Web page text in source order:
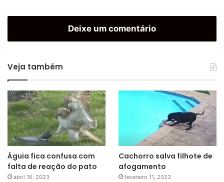
Deixe um comentário
Veja também
Águia fica confusa com
falta de reação do pato
abril 16, 2023
Cachorro salva filhote de
afogamento
fevereiro 11, 2023